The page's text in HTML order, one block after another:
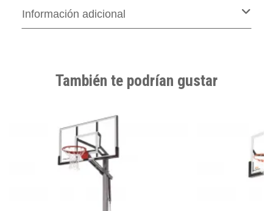
Información adicional
También te podrían gustar